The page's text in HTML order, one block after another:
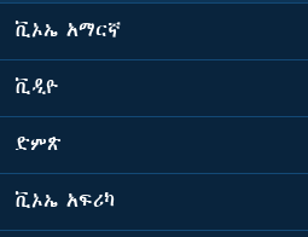
ቪኦኤ አማርኛ
ቪዲዮ
ድምጽ
ቪኦኤ አፍሪካ